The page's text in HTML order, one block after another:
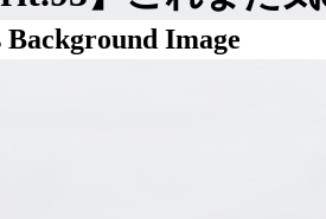
Background Image